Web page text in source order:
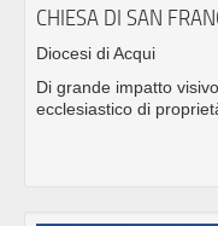
CHIESA DI SAN
Diocesi di Acqui
Di grande impatto
ecclesiastico di